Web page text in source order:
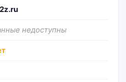
недоступны